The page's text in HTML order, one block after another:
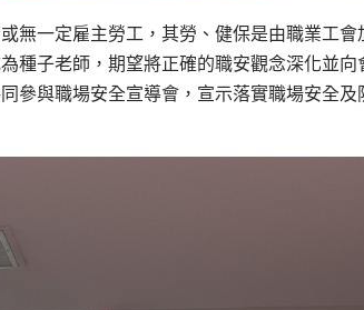
無一定雇主勞工，其勞、健保是由職業工會
種子老師，期望將正確的職安觀念深化並向
參與職場安全宣導會，宣示落實職場安全及